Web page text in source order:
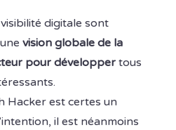
digitale sont
vision globale de la
pour développer tous
Hacker est certes un
il est néanmoins